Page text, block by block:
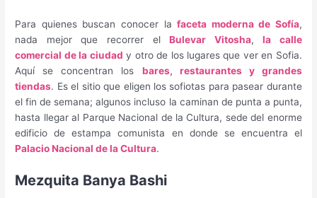
Para quienes buscan conocer lafaceta moderna de Sofía,
nada mejor que recorrer elBulevar Vitosha,la calle
comercial de la ciudad y otro de los lugares que ver en Sofia.
Aquí se concentran los bares, restaurantes y grandes
tiendas. Es el sitio que eligen los sofiotas para pasear durante
el fin de semana; algunos incluso la caminan de punta a punta,
hasta llegar al Parque Nacional de la Cultura, sede del enorme
edificio de estampa comunista en donde se encuentra el
Palacio Nacional de la Cultura.
Mezquita Banya Bashi